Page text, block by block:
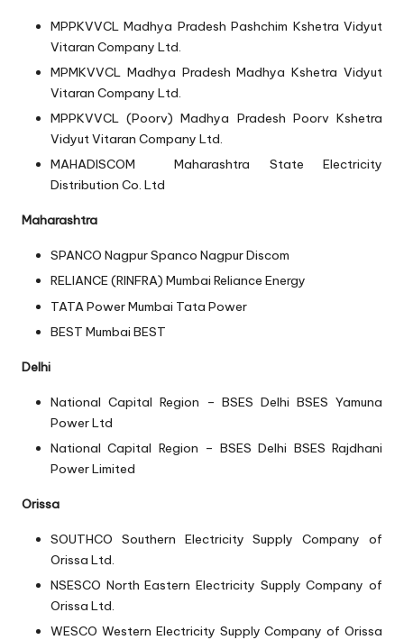
MPPKVVCLMadhya Pradesh Pashchim Kshetra Vidyut
Vitaran Company Ltd.
MPMKVVCL Madhya Pradesh Madhya Kshetra Vidyut
Vitaran Company Ltd.
MPPKVVCL (Poorv)Madhya Pradesh Poorv Kshetra
Vidyut Vitaran Company Ltd.
MAHADISCOM Maharashtra State Electricity
Distribution Co. Ltd
Maharashtra
SPANCO NagpurSpanco Nagpur Discom
RELIANCE (RINFRA) Mumbai Reliance Energy
TATA Power Mumbai Tata Power
BEST Mumbai BEST
Delhi
National Capital Region – BSES DelhiBSES Yamuna
Power Ltd
National Capital Region – BSES Delhi BSES Rajdhani
Power Limited
Orissa
SOUTHCO Southern Electricity Supply Company of
Orissa Ltd.
NSESCO North Eastern Electricity Supply Company of
Orissa Ltd.
WESCO Western Electricity Supply Company of Orissa